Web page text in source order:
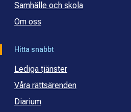
Samhälle och skola
Om oss
Hitta snabbt
Lediga tjänster
Våra rättsärenden
Diarium